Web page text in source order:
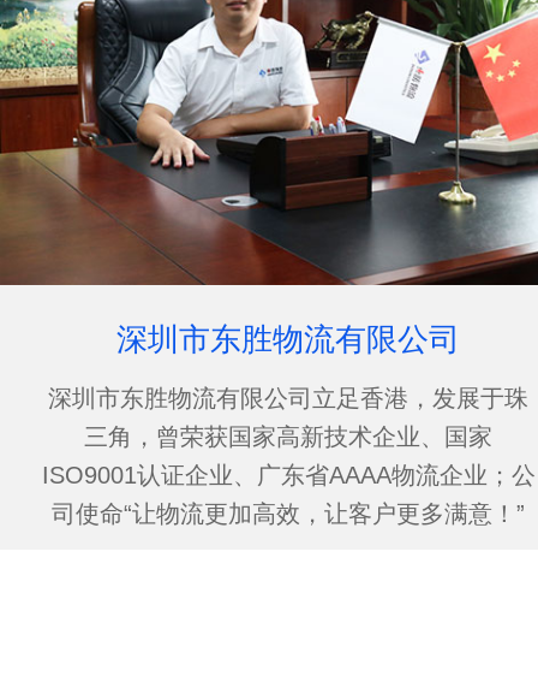
深圳市东胜物流有限公司
深圳市东胜物流有限公司立足香港，发展于珠
三角，曾荣获国家高新技术企业、国家
ISO9001认证企业、广东省AAAA物流企业；公
司使命“让物流更加高效，让客户更多满意！”